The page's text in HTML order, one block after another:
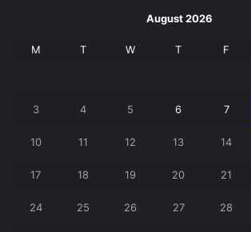
August 2026
M T W T F
3 4 5 6 7
10 11 12 13 14
17 18 19 20 21
24 25 26 27 28